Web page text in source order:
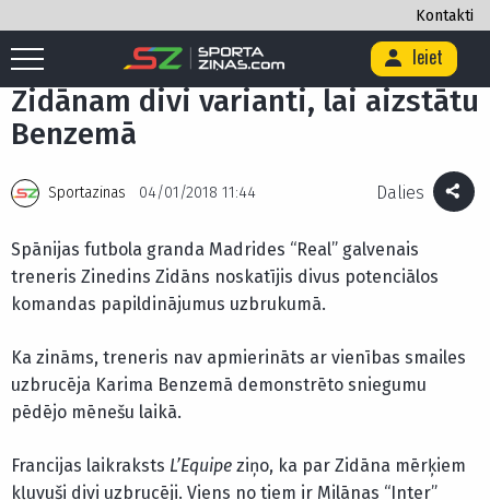
Kontakti
Ieiet
Sākums / Zidānam divi varianti, lai aizstātu Benzemā
Zidānam divi varianti, lai aizstātu
Benzemā
Sportazinas 04/01/2018 11:44 Dalies
Spānijas futbola granda Madrides “Real” galvenais
treneris Zinedins Zidāns noskatījis divus potenciālos
komandas papildinājumus uzbrukumā.
Ka zināms, treneris nav apmierināts ar vienības smailes
uzbrucēja Karima Benzemā demonstrēto sniegumu
pēdējo mēnešu laikā.
Francijas laikraksts L’Equipe ziņo, ka par Zidāna mērķiem
kļuvuši divi uzbrucēji. Viens no tiem ir Milānas “Inter”